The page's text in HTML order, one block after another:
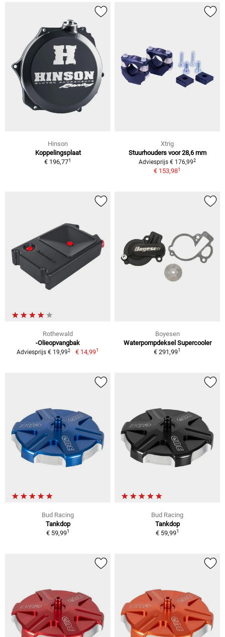
Hinson
Koppelingsplaat
€ 196,771
Xtrig
Stuurhouders voor 28,6 mm
Adviesprijs € 176,992
€ 153,981
Rothewald
-Olieopvangbak
Adviesprijs € 19,992 € 14,991
Boyesen
Waterpompdeksel Supercooler
€ 291,991
Bud Racing
Tankdop
€ 59,991
Bud Racing
Tankdop
€ 59,991